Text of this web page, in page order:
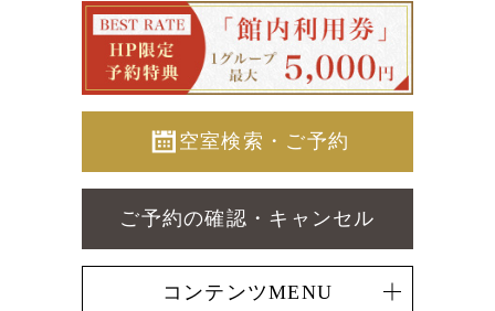
空室検索・ご予約
ご予約の確認・キャンセル
コンテンツMENU